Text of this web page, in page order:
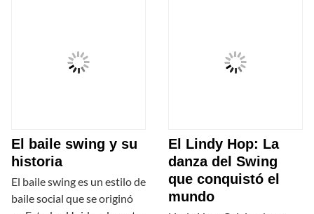
El baile swing y su
historia
El baile swing es un estilo de
baile social que se originó
El Lindy Hop: La
danza del Swing
que conquistó el
mundo